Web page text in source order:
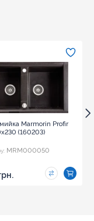
Marmorin Profir
(160203)
MRM000050